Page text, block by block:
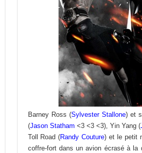
Barney Ross (Sylvester Stallone) et
(Jason Statham <3 <3 <3), Yin Yang (
Toll Road (Randy Couture) et le petit
coffre-fort dans un avion écrasé à la